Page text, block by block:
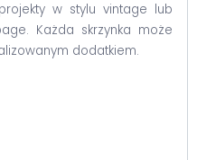
w stylu vintage lub
Każda skrzynka może
dodatkiem.